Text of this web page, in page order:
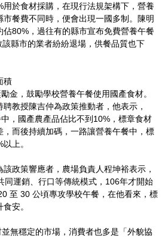
於食材採購，在現行法規架構下，營養
餐費不同時，便會出現一國多制。陳明
80%，過往有的縣市宣布免費營養午餐
縣市的業者紛紛退場，供餐品質也下
積
金，鼓勵學校營養午餐使用國產食材。
聘教授陳吉仲為政策推動者，他表示，
，國產農產品佔比不到10%，標章食材
而後持續加碼，一路讓營養午餐中，標
上。
政策響應者，農場負責人程坤裕表示，
同運銷、行口等傳統模式，106年才開始
至 30 公頃專攻學校午餐，在他看來，標
安。
無穩定的市場，消費者也多是「外貌協